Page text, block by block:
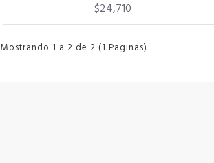
$24,710
Mostrando 1 a 2 de 2 (1 Paginas)